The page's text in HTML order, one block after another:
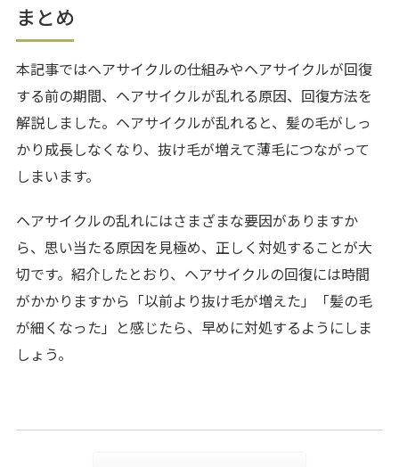
まとめ
本記事ではヘアサイクルの仕組みやヘアサイクルが回復
する前の期間、ヘアサイクルが乱れる原因、回復方法を
解説しました。ヘアサイクルが乱れると、髪の毛がしっ
かり成長しなくなり、抜け毛が増えて薄毛につながって
しまいます。
ヘアサイクルの乱れにはさまざまな要因がありますか
ら、思い当たる原因を見極め、正しく対処することが大
切です。紹介したとおり、ヘアサイクルの回復には時間
がかかりますから「以前より抜け毛が増えた」「髪の毛
が細くなった」と感じたら、早めに対処するようにしま
しょう。